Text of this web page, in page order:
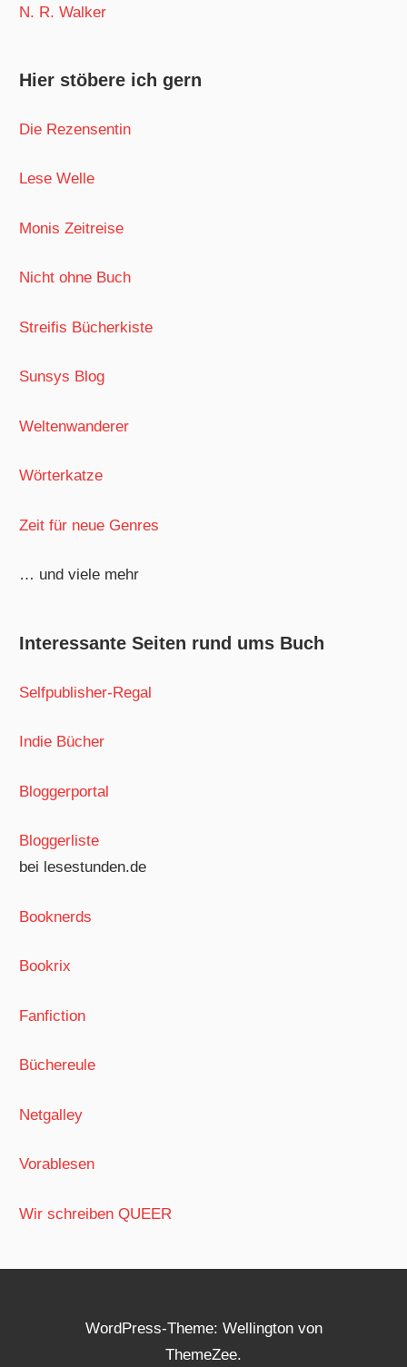
N. R. Walker
Hier stöbere ich gern
Die Rezensentin
Lese Welle
Monis Zeitreise
Nicht ohne Buch
Streifis Bücherkiste
Sunsys Blog
Weltenwanderer
Wörterkatze
Zeit für neue Genres
… und viele mehr
Interessante Seiten rund ums Buch
Selfpublisher-Regal
Indie Bücher
Bloggerportal
Bloggerliste
bei lesestunden.de
Booknerds
Bookrix
Fanfiction
Büchereule
Netgalley
Vorablesen
Wir schreiben QUEER
WordPress-Theme: Wellington von
ThemeZee.